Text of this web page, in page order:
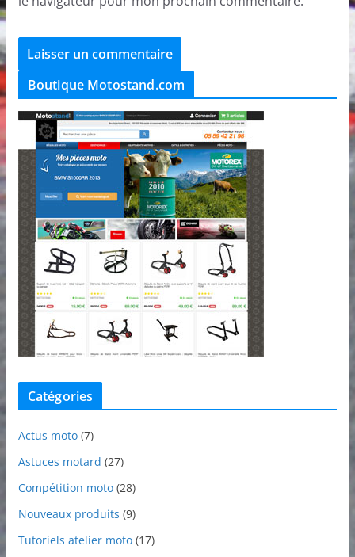
Boutique Motostand.com
Catégories
Actus moto(7)
Astuces motard (27)
Compétition moto(28)
Nouveaux produits (9)
Tutoriels atelier moto(17)